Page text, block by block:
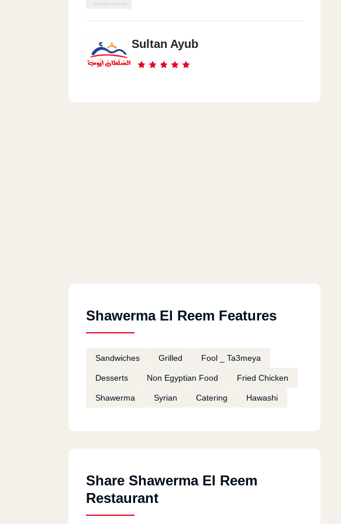
Sultan Ayub
Shawerma El Reem Features
Sandwiches Grilled Fool _ Ta3meya
Desserts Non Egyptian Food Fried Chicken
Shawerma Syrian Catering Hawashi
Share Shawerma El Reem
Restaurant